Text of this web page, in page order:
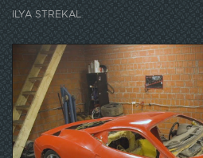
ILYA STREKAL